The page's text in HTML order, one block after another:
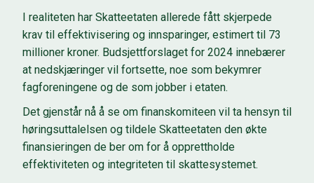
I realiteten har Skatteetaten allerede fått skjerpede
krav til effektivisering og innsparinger, estimert til 73
millioner kroner. Budsjettforslaget for 2024 innebærer
at nedskjæringer vil fortsette, noe som bekymrer
fagforeningene og de som jobber i etaten.
Det gjenstår nå å se om finanskomiteen vil ta hensyn til
høringsuttalelsen og tildele Skatteetaten den økte
finansieringen de ber om for å opprettholde
effektiviteten og integriteten til skattesystemet.